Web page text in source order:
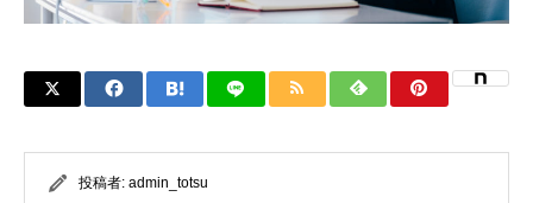
投稿者: admin_totsu